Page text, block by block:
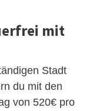
mit
Stadt
du mit den
von 520€ pro